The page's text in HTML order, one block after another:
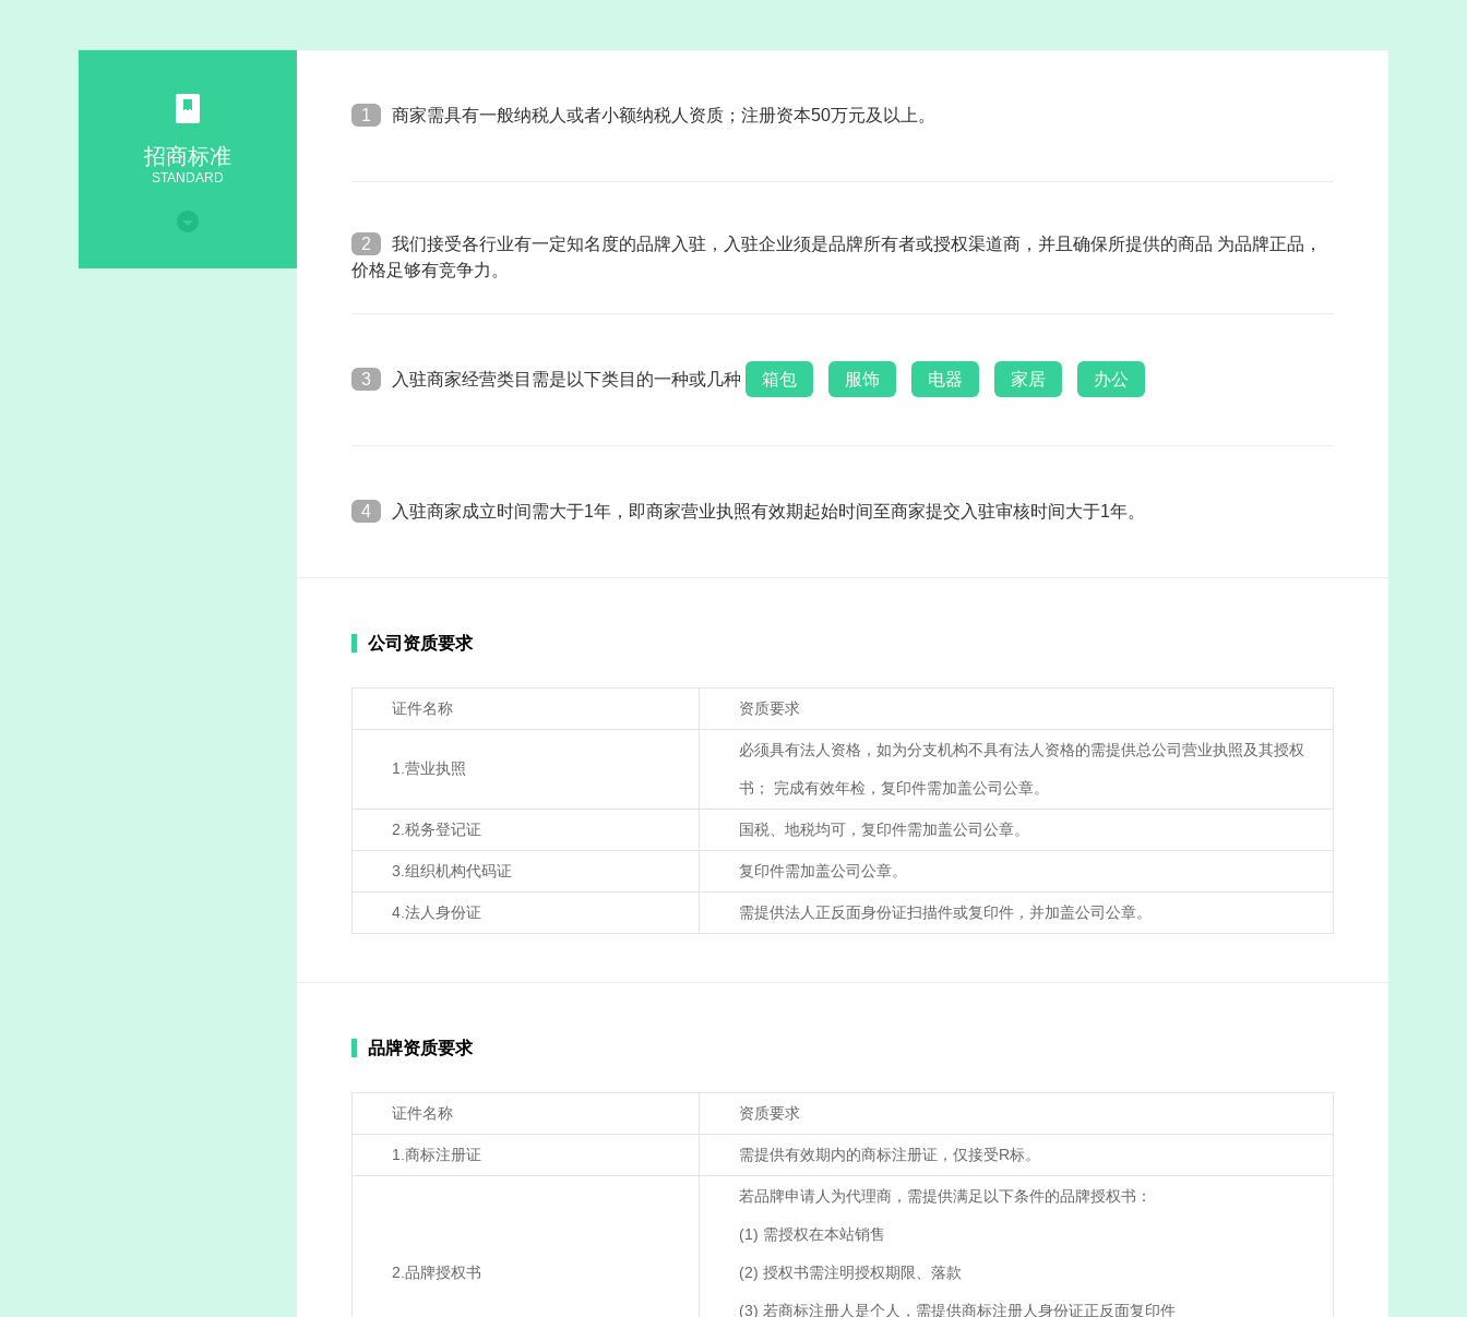
招商标准
STANDARD
1 商家需具有一般纳税人或者小额纳税人资质；注册资本50万元及以上。
2
我们接受各行业有一定知名度的品牌入驻，入驻企业须是品牌所有者或授权渠道商，并且确保所提供的商品 为品牌正品，
价格足够有竞争力。
3 入驻商家经营类目需是以下类目的一种或几种 箱包 服饰 电器 家居 办公
4 入驻商家成立时间需大于1年，即商家营业执照有效期起始时间至商家提交入驻审核时间大于1年。
公司资质要求
证件名称 资质要求
1.营业执照
必须具有法人资格，如为分支机构不具有法人资格的需提供总公司营业执照及其授权
书； 完成有效年检，复印件需加盖公司公章。
2.税务登记证 国税、地税均可，复印件需加盖公司公章。
3.组织机构代码证 复印件需加盖公司公章。
4.法人身份证 需提供法人正反面身份证扫描件或复印件，并加盖公司公章。
品牌资质要求
证件名称 资质要求
1.商标注册证 需提供有效期内的商标注册证，仅接受R标。
2.品牌授权书
若品牌申请人为代理商，需提供满足以下条件的品牌授权书：
(1) 需授权在本站销售
(2) 授权书需注明授权期限、落款
(3) 若商标注册人是个人，需提供商标注册人身份证正反面复印件